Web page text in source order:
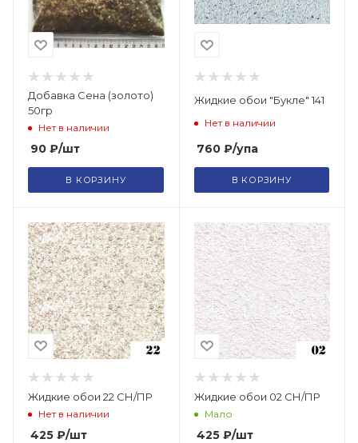
Добавка Сена (золото)
50гр
Нет в наличии
90 ₽/шт
В КОРЗИНУ
Жидкие обои "Букле" 141
Нет в наличии
760₽/упа
В КОРЗИНУ
Жидкие обои 22 СН/ПР
Нет в наличии
425 ₽/шт
Жидкие обои 02 СН/ПР
Мало
425₽/шт